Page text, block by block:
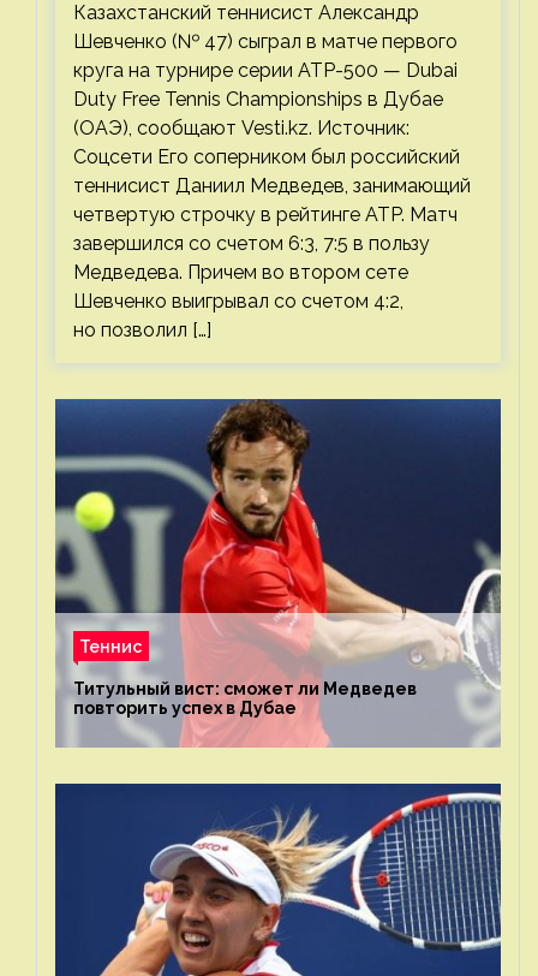
Казахстанский теннисист Александр
Шевченко (№ 47) сыграл в матче первого
круга на турнире серии ATP-500 — Dubai
Duty Free Tennis Championships в Дубае
(ОАЭ), сообщают Vesti.kz. Источник:
Соцсети Его соперником был российский
теннисист Даниил Медведев, занимающий
четвертую строчку в рейтинге ATP. Матч
завершился со счетом 6:3, 7:5 в пользу
Медведева. Причем во втором сете
Шевченко выигрывал со счетом 4:2,
но позволил […]
Теннис
Титульный вист: сможет ли Медведев
повторить успех в Дубае